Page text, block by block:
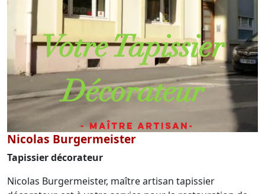
Nicolas Burgermeister
Tapissier décorateur
Nicolas Burgermeister, maître artisan tapissier